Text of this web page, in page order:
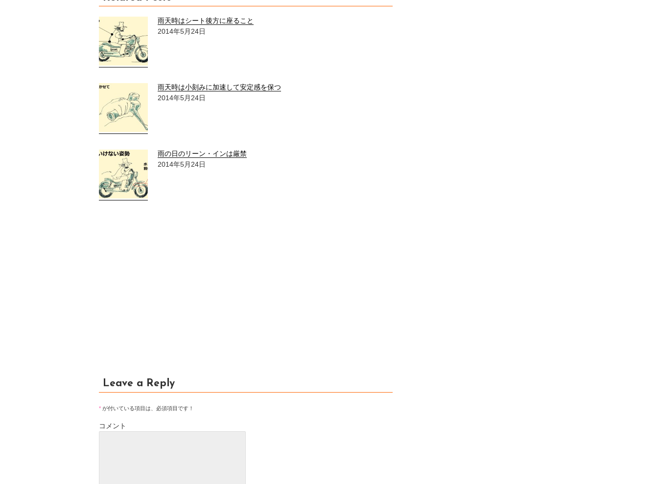
雨天時はシート後方に座ること
2014年5月24日
雨天時は小刻みに加速して安定感を保つ
2014年5月24日
雨の日のリーン・インは厳禁
2014年5月24日
Leave a Reply
* が付いている項目は、必須項目です！
コメント